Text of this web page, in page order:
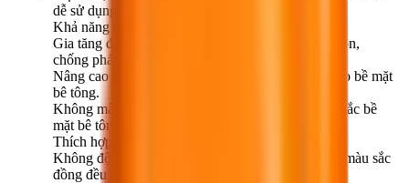
dễ sử dụng.
Khả năng thẩm thấu cao, hoạt tính mạnh.
Gia tăng đáng kể độ cứng, khả năng chống mài mòn,
chống phát sinh bụi cho bề mặt bê tông.
Nâng cao khả năng làm sạch, chống nhiễm bẩn cho bề mặt
bê tông.
Không màu, không mùi, không làm thay đổi màu sắc bề
mặt bê tông.
Thích hợp sử dụng trong nhà và ngoài trời.
Không độc hại, thân thiện với môi trường. Duy trì màu sắc
đồng đều cho các bề mặt xoa hardener.